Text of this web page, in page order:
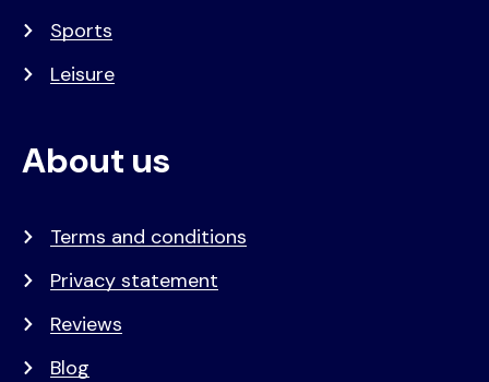
Sports
Leisure
About us
Terms and conditions
Privacy statement
Reviews
Blog